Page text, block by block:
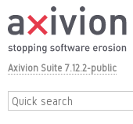
Axivion Suite 7.12.2-public